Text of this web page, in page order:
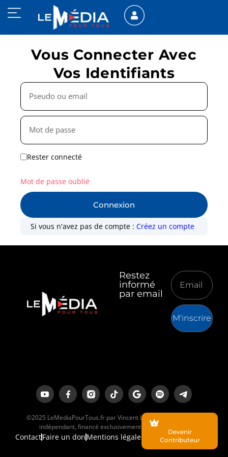
Vous Connecter Avec
Vos Identifiants
Rester connecté
Connexion
Mot de passe oublié
Si vous n'avez pas de compte :Créez un compte
Restez
informé
par email
M'inscrire
©2025 LeMediaPourTous.fr par Vincent Lapierre est un média
indépendant, financé exclusivement par ses lecteurs.
ContactFaire un don Mentions légales
Devenir
Contributeur